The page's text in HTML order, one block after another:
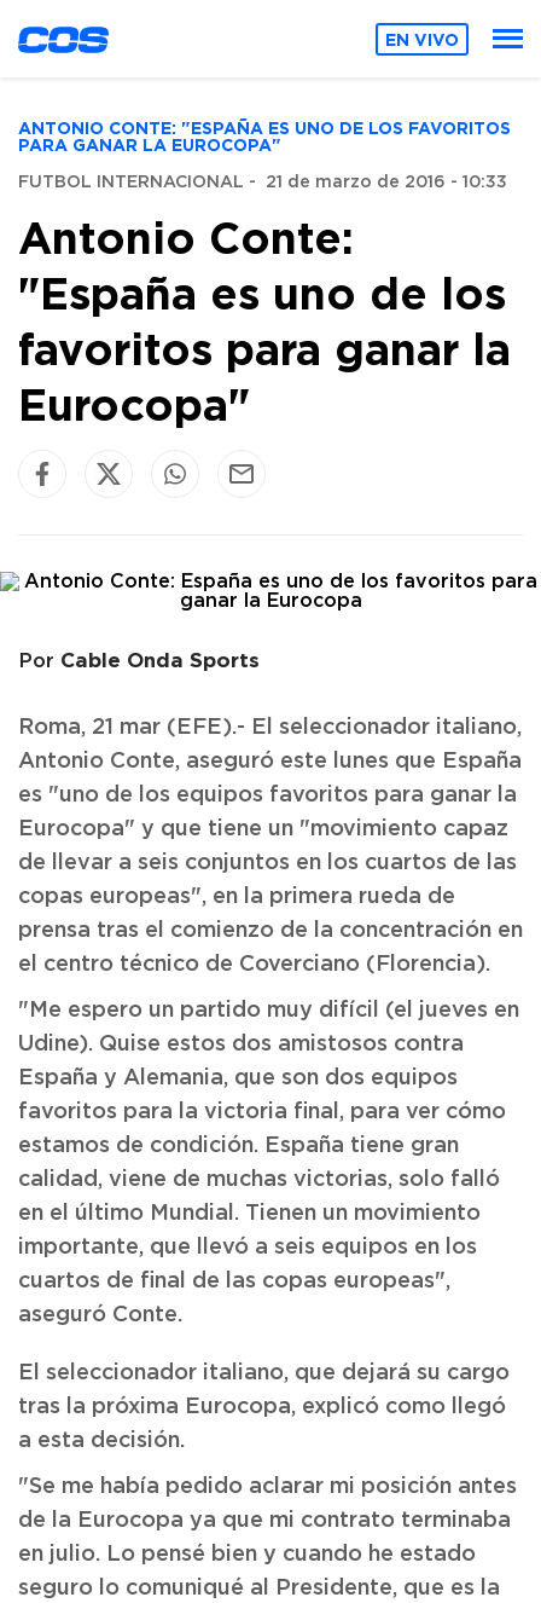
EN VIVO
ANTONIO CONTE: "ESPAÑA ES UNO DE LOS FAVORITOS
PARA GANAR LA EUROCOPA"
FUTBOL INTERNACIONAL - 21 de marzo de 2016 - 10:33
Antonio Conte:
"España es uno de los
favoritos para ganar la
Eurocopa"
Por Cable Onda Sports
Roma, 21 mar (EFE).- El seleccionador italiano,
Antonio Conte, aseguró este lunes que España
es "uno de los equipos favoritos para ganar la
Eurocopa" y que tiene un "movimiento capaz
de llevar a seis conjuntos en los cuartos de las
copas europeas", en la primera rueda de
prensa tras el comienzo de la concentración en
el centro técnico de Coverciano (Florencia).
"Me espero un partido muy difícil (el jueves en
Udine). Quise estos dos amistosos contra
España y Alemania, que son dos equipos
favoritos para la victoria final, para ver cómo
estamos de condición. España tiene gran
calidad, viene de muchas victorias, solo falló
en el último Mundial. Tienen un movimiento
importante, que llevó a seis equipos en los
cuartos de final de las copas europeas",
aseguró Conte.
El seleccionador italiano, que dejará su cargo
tras la próxima Eurocopa, explicó como llegó
a esta decisión.
"Se me había pedido aclarar mi posición antes
de la Eurocopa ya que mi contrato terminaba
en julio. Lo pensé bien y cuando he estado
seguro lo comuniqué al Presidente, que es la